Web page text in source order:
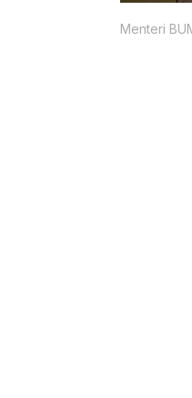
Menteri